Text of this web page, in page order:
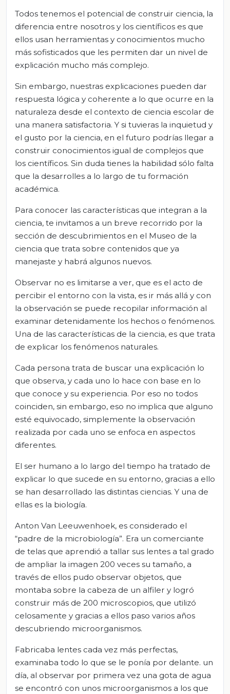
Todos tenemos el potencial de construir ciencia, la
diferencia entre nosotros y los científicos es que
ellos usan herramientas y conocimientos mucho
más sofisticados que les permiten dar un nivel de
explicación mucho más complejo.
Sin embargo, nuestras explicaciones pueden dar
respuesta lógica y coherente a lo que ocurre en la
naturaleza desde el contexto de ciencia escolar de
una manera satisfactoria. Y si tuvieras la inquietud y
el gusto por la ciencia, en el futuro podrías llegar a
construir conocimientos igual de complejos que
los científicos. Sin duda tienes la habilidad sólo falta
que la desarrolles a lo largo de tu formación
académica.
Para conocer las características que integran a la
ciencia, te invitamos a un breve recorrido por la
sección de descubrimientos en el Museo de la
ciencia que trata sobre contenidos que ya
manejaste y habrá algunos nuevos.
Observar no es limitarse a ver, que es el acto de
percibir el entorno con la vista, es ir más allá y con
la observación se puede recopilar información al
examinar detenidamente los hechos o fenómenos.
Una de las características de la ciencia, es que trata
de explicar los fenómenos naturales.
Cada persona trata de buscar una explicación lo
que observa, y cada uno lo hace con base en lo
que conoce y su experiencia. Por eso no todos
coinciden, sin embargo, eso no implica que alguno
esté equivocado, simplemente la observación
realizada por cada uno se enfoca en aspectos
diferentes.
El ser humano a lo largo del tiempo ha tratado de
explicar lo que sucede en su entorno, gracias a ello
se han desarrollado las distintas ciencias. Y una de
ellas es la biología.
Anton Van Leeuwenhoek, es considerado el
“padre de la microbiología”. Era un comerciante
de telas que aprendió a tallar sus lentes a tal grado
de ampliar la imagen 200 veces su tamaño, a
través de ellos pudo observar objetos, que
montaba sobre la cabeza de un alfiler y logró
construir más de 200 microscopios, que utilizó
celosamente y gracias a ellos paso varios años
descubriendo microorganismos.
Fabricaba lentes cada vez más perfectas,
examinaba todo lo que se le ponía por delante. un
día, al observar por primera vez una gota de agua
se encontró con unos microorganismos a los que